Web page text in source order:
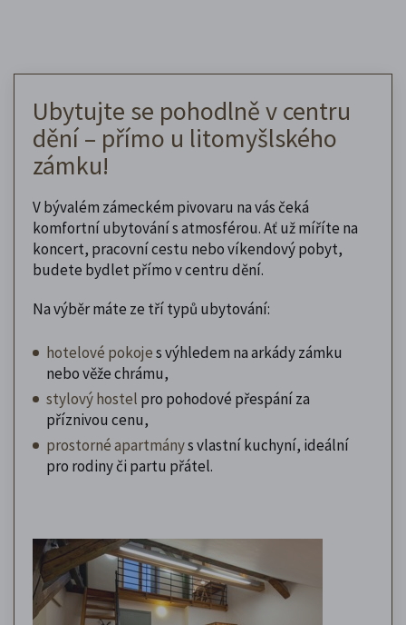
Ubytujte se pohodlně v centru
dění – přímo u litomyšlského
zámku!
V bývalém zámeckém pivovaru na vás čeká
komfortní ubytování s atmosférou. Ať už míříte na
koncert, pracovní cestu nebo víkendový pobyt,
budete bydlet přímo v centru dění.
Na výběr máte ze tří typů ubytování:
hotelové pokojes výhledem na arkády zámku
nebo věže chrámu,
stylový hostel pro pohodové přespání za
příznivou cenu,
prostorné apartmánys vlastní kuchyní, ideální
pro rodiny či partu přátel.